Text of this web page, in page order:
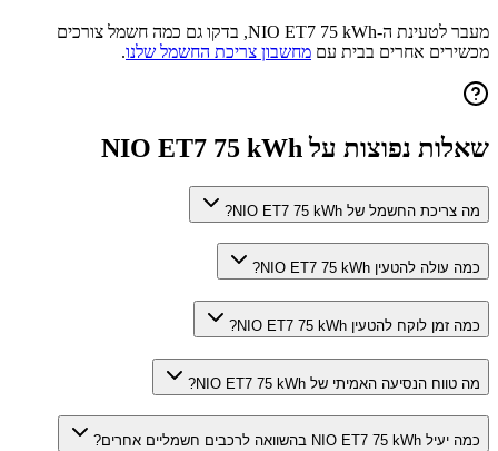
מעבר לטעינת ה-NIO ET7 75 kWh, בדקו גם כמה חשמל צורכים
מכשירים אחרים בבית עם מחשבון צריכת החשמל שלנו.
שאלות נפוצות על NIO ET7 75 kWh
מה צריכת החשמל של NIO ET7 75 kWh?
כמה עולה להטעין NIO ET7 75 kWh?
כמה זמן לוקח להטעין NIO ET7 75 kWh?
מה טווח הנסיעה האמיתי של NIO ET7 75 kWh?
כמה יעיל NIO ET7 75 kWh בהשוואה לרכבים חשמליים אחרים?